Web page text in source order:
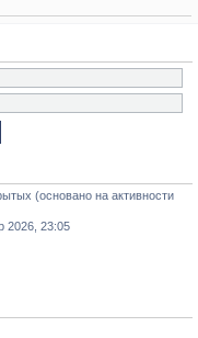
(основано на активности
2026, 23:05